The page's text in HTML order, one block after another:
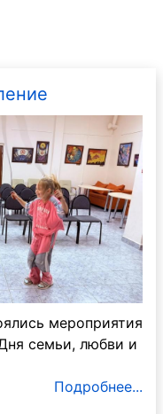
мероприятия
семьи, любви и
Подробнее...